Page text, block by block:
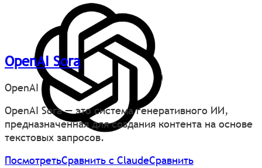
OpenAI Sora
OpenAI
OpenAI Sora — это система генеративного ИИ,
предназначенная для создания контента на основе
текстовых запросов.
ПосмотретьСравнить с ClaudeСравнить